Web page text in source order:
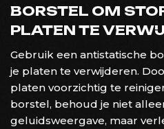
BORSTEL OM
PLATEN TE
Gebruik een antistatische
je platen te verwijderen.
platen voorzichtig te
borstel, behoud je niet
geluidsweergave, maar